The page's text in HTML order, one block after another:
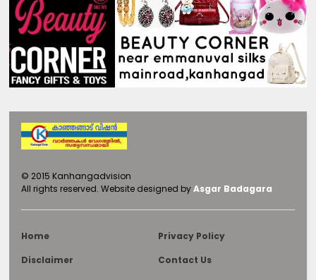
© 2015 Kanhangadvision
All rights reserved. Website designed byAsgar Badagara
Home
Privacy Policy
Disclaimer
Contact Us